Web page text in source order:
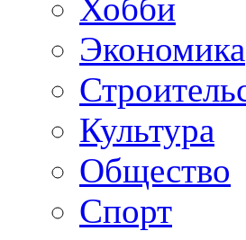
Хобби
Экономика
Культура
Общество
Спорт